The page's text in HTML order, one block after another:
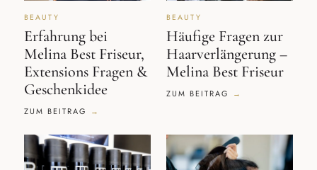
BEAUTY
Erfahrung bei
Melina Best Friseur,
Extensions Fragen &
Geschenkidee
ZUM BEITRAG
BEAUTY
Häufige Fragen zur
Haarverlängerung –
Melina Best Friseur
ZUM BEITRAG